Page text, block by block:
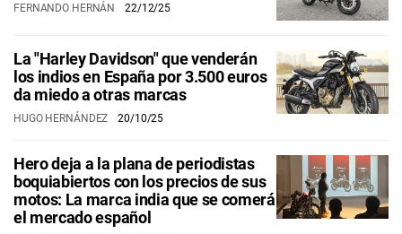
FERNANDO HERNÁN 22/12/25
La "Harley Davidson" que venderán
los indios en España por 3.500 euros
da miedo a otras marcas
HUGO HERNÁNDEZ 20/10/25
Hero deja a la plana de periodistas
boquiabiertos con los precios de sus
motos: La marca india que se comerá
el mercado español